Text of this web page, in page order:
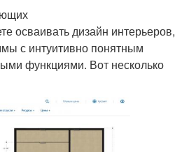
осваивать дизайн интерьеров,
с интуитивно понятным
функциями. Вот несколько